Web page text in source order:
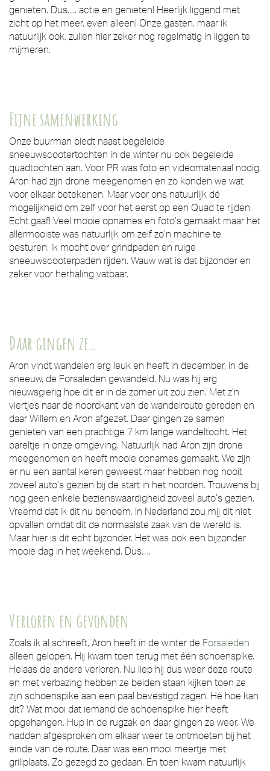
genieten. Dus…. actie en genieten! Heerlijk liggend met
zicht op het meer, even alleen! Onze gasten, maar ik
natuurlijk ook, zullen hier zeker nog regelmatig in liggen te
mijmeren.
Fijne samenwerking
Onze buurman biedt naast begeleide
sneeuwscootertochten in de winter nu ook begeleide
quadtochten aan. Voor PR was foto en videomateriaal nodig.
Aron had zijn drone meegenomen en zo konden we wat
voor elkaar betekenen. Maar voor ons natuurlijk dé
mogelijkheid om zelf voor het eerst op een Quad te rijden.
Echt gaaf! Veel mooie opnames en foto’s gemaakt maar het
allermooiste was natuurlijk om zelf zo’n machine te
besturen. Ik mocht over grindpaden en ruige
sneeuwscooterpaden rijden. Wauw wat is dat bijzonder en
zeker voor herhaling vatbaar.
Daar gingen ze…
Aron vindt wandelen erg leuk en heeft in december, in de
sneeuw, de Forsaleden gewandeld. Nu was hij erg
nieuwsgierig hoe dit er in de zomer uit zou zien. Met z’n
viertjes naar de noordkant van de wandelroute gereden en
daar Willem en Aron afgezet. Daar gingen ze samen
genieten van een prachtige 7 km lange wandeltocht. Het
pareltje in onze omgeving. Natuurlijk had Aron zijn drone
meegenomen en heeft mooie opnames gemaakt. We zijn
er nu een aantal keren geweest maar hebben nog nooit
zoveel auto’s gezien bij de start in het noorden. Trouwens bij
nog geen enkele bezienswaardigheid zoveel auto’s gezien.
Vreemd dat ik dit nu benoem. In Nederland zou mij dit niet
opvallen omdat dit de normaalste zaak van de wereld is.
Maar hier is dit echt bijzonder. Het was ook een bijzonder
mooie dag in het weekend. Dus….
Verloren en gevonden
Zoals ik al schreeft, Aron heeft in de winter de Forsaleden
alleen gelopen. Hij kwam toen terug met één schoenspike.
Helaas de andere verloren. Nu liep hij dus weer deze route
en met verbazing hebben ze beiden staan kijken toen ze
zijn schoenspike aan een paal bevestigd zagen. Hè hoe kan
dit? Wat mooi dat iemand de schoenspike hier heeft
opgehangen. Hup in de rugzak en daar gingen ze weer. We
hadden afgesproken om elkaar weer te ontmoeten bij het
einde van de route. Daar was een mooi meertje met
grillplaats. Zo gezegd zo gedaan. En toen kwam natuurlijk